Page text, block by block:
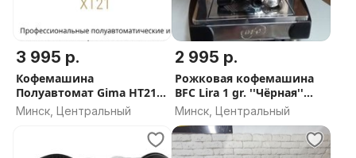
3 995 р.
Кофемашина
Полуавтомат Gima HT21
ИТАЛИЯ Высокая Группа
Минск, Центральный
2 995 р.
Рожковая кофемашина
BFC Lira 1 gr. ''Чёрная''
ИТАЛИЯ
Минск, Центральный